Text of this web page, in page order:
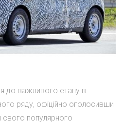
до важливого етапу в
ряду, офіційно оголосивши
свого популярного